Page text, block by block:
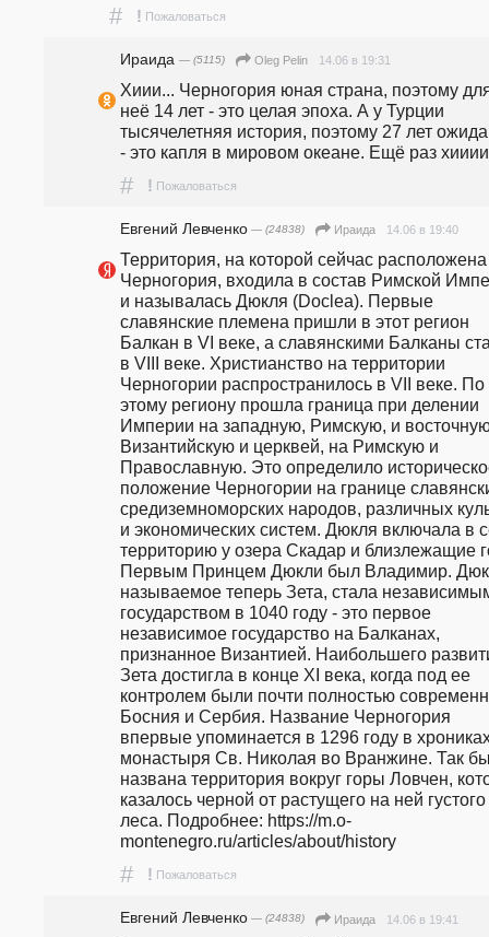
# ! Пожаловаться
Ираида — (5115) Oleg Pelin 14.06 в 19:31
Хиии... Черногория юная страна, поэтому
неё 14 лет - это целая эпоха. А у Турции
тысячелетняя история, поэтому 27 лет
- это капля в мировом океане. Ещё раз
# ! Пожаловаться
Евгений Левченко — (24838) Ираида 14.06 в 19:40
Территория, на которой сейчас расположена
Черногория, входила в состав Римской
и называлась Дюкля (Doclea). Первые
славянские племена пришли в этот регион
Балкан в VI веке, а славянскими Балканы
в VIII веке. Христианство на территории
Черногории распространилось в VII веке. По
этому региону прошла граница при делении
Империи на западную, Римскую, и
Византийскую и церквей, на Римскую и
Православную. Это определило
положение Черногории на границе
средиземноморских народов, различных
и экономических систем. Дюкля включала в
территорию у озера Скадар и близлежащие
Первым Принцем Дюкли был Владимир.
называемое теперь Зета, стала
государством в 1040 году - это первое
независимое государство на Балканах,
признанное Византией. Наибольшего
Зета достигла в конце XI века, когда под ее
контролем были почти полностью
Босния и Сербия. Название Черногория
впервые упоминается в 1296 году в
монастыря Св. Николая во Вранжине. Так
названа территория вокруг горы Ловчен,
казалось черной от растущего на ней густого
леса. Подробнее: https://m.o-
montenegro.ru/articles/about/history
# ! Пожаловаться
Евгений Левченко — (24838) Ираида 14.06 в 19:41